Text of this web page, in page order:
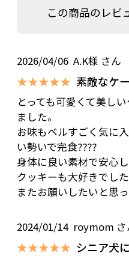
この商品のレビ
2026/04/06 A.K様 さん
★★★★★ 素敵なケ
とっても可愛くて美し
ました。
お味もベルすごく気に
い勢いで完食????
身体に良い素材で安心し
クッキーも大好きでし
またお願いしたいと思っ
2024/01/14 roymom さ
★★★★★ シニア犬